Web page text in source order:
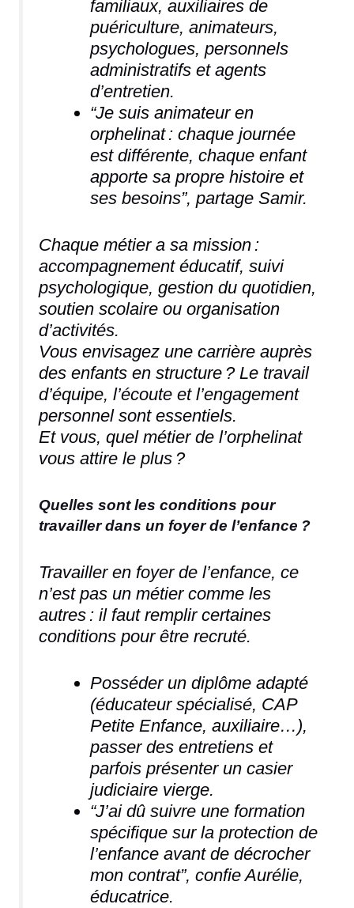
familiaux, auxiliaires de
puériculture, animateurs,
psychologues, personnels
administratifs et agents
d’entretien.
“Je suis animateur en
orphelinat : chaque journée
est différente, chaque enfant
apporte sa propre histoire et
ses besoins”, partage Samir.
Chaque métier a sa mission :
accompagnement éducatif, suivi
psychologique, gestion du quotidien,
soutien scolaire ou organisation
d’activités.
Vous envisagez une carrière auprès
des enfants en structure ? Le travail
d’équipe, l’écoute et l’engagement
personnel sont essentiels.
Et vous, quel métier de l’orphelinat
vous attire le plus ?
Quelles sont les conditions pour
travailler dans un foyer de l’enfance ?
Travailler en foyer de l’enfance, ce
n’est pas un métier comme les
autres : il faut remplir certaines
conditions pour être recruté.
Posséder un diplôme adapté
(éducateur spécialisé, CAP
Petite Enfance, auxiliaire…),
passer des entretiens et
parfois présenter un casier
judiciaire vierge.
“J’ai dû suivre une formation
spécifique sur la protection de
l’enfance avant de décrocher
mon contrat”, confie Aurélie,
éducatrice.